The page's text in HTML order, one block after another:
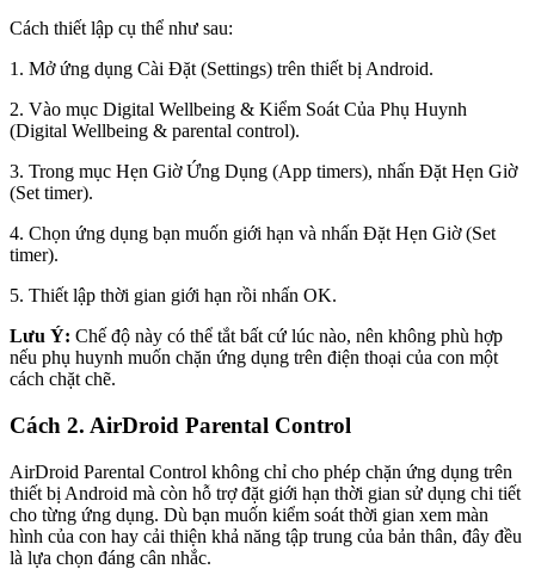
Cách thiết lập cụ thể như sau:
1. Mở ứng dụng Cài Đặt (Settings) trên thiết bị Android.
2. Vào mục Digital Wellbeing & Kiểm Soát Của Phụ Huynh
(Digital Wellbeing & parental control).
3. Trong mục Hẹn Giờ Ứng Dụng (App timers), nhấn Đặt Hẹn Giờ
(Set timer).
4. Chọn ứng dụng bạn muốn giới hạn và nhấn Đặt Hẹn Giờ (Set
timer).
5. Thiết lập thời gian giới hạn rồi nhấn OK.
Lưu Ý: Chế độ này có thể tắt bất cứ lúc nào, nên không phù hợp
nếu phụ huynh muốn chặn ứng dụng trên điện thoại của con một
cách chặt chẽ.
Cách 2. AirDroid Parental Control
AirDroid Parental Control không chỉ cho phép chặn ứng dụng trên
thiết bị Android mà còn hỗ trợ đặt giới hạn thời gian sử dụng chi tiết
cho từng ứng dụng. Dù bạn muốn kiểm soát thời gian xem màn
hình của con hay cải thiện khả năng tập trung của bản thân, đây đều
là lựa chọn đáng cân nhắc.